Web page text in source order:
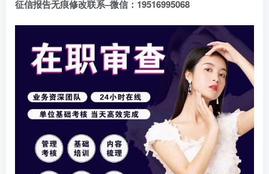
征信报告无痕修改联系–微信： 19516995068